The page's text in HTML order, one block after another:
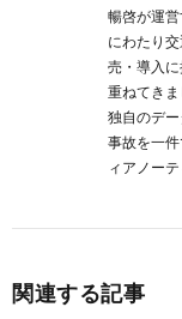
暢啓が運
にわたり
売・導入
重ねてき
独自のデ
事故を一
ィアノー
関連する記事